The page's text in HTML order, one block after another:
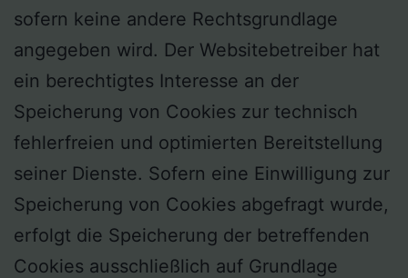
sofern keine andere Rechtsgrundlage
angegeben wird. Der Websitebetreiber hat
ein berechtigtes Interesse an der
Speicherung von Cookies zur technisch
fehlerfreien und optimierten Bereitstellung
seiner Dienste. Sofern eine Einwilligung zur
Speicherung von Cookies abgefragt wurde,
erfolgt die Speicherung der betreffenden
Cookies ausschließlich auf Grundlage